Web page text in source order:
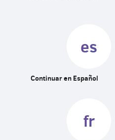
es
Continuar en Español
fr